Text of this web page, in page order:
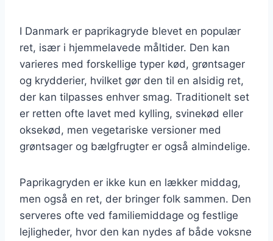
I Danmark er paprikagryde blevet en populær
ret, især i hjemmelavede måltider. Den kan
varieres med forskellige typer kød, grøntsager
og krydderier, hvilket gør den til en alsidig ret,
der kan tilpasses enhver smag. Traditionelt set
er retten ofte lavet med kylling, svinekød eller
oksekød, men vegetariske versioner med
grøntsager og bælgfrugter er også almindelige.
Paprikagryden er ikke kun en lækker middag,
men også en ret, der bringer folk sammen. Den
serveres ofte ved familiemiddage og festlige
lejligheder, hvor den kan nydes af både voksne